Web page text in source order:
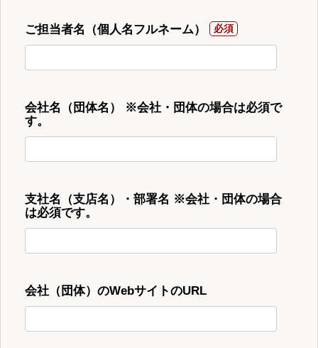
ご担当者名（個人名フルネーム）
会社名（団体名） ※会社・団体の場合は必須で
す。
支社名（支店名）・部署名 ※会社・団体の場合
は必須です。
会社（団体）のWebサイトのURL